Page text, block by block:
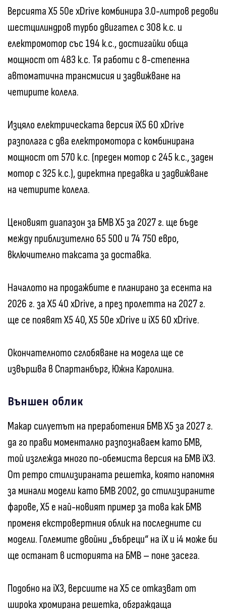
Версията X5 50e xDrive комбинира 3.0-литров редови
шестцилиндров турбо двигател с 308 к.с. и
електромотор със 194 к.с., достигайки обща
мощност от 483 к.с. Тя работи с 8-степенна
автоматична трансмисия и задвижване на
четирите колела.
Изцяло електрическата версия iX5 60 xDrive
разполага с два електромотора с комбинирана
мощност от 570 к.с. (преден мотор с 245 к.с., заден
мотор с 325 к.с.), директна предавка и задвижване
на четирите колела.
Ценовият диапазон за БМВ X5 за 2027 г. ще бъде
между приблизително 65 500 и 74 750 евро,
включително таксата за доставка.
Началото на продажбите е планирано за есента на
2026 г. за X5 40 xDrive, а през пролетта на 2027 г.
ще се появят X5 40, X5 50e xDrive и iX5 60 xDrive.
Окончателното сглобяване на модела ще се
извършва в Спартанбърг, Южна Каролина.
Външен облик
Макар силуетът на преработения БМВ X5 за 2027 г.
да го прави моментално разпознаваем като БМВ,
той изглежда много по-обемиста версия на БМВ iX3.
От ретро стилизираната решетка, която напомня
за минали модели като БМВ 2002, до стилизираните
фарове, X5 е най-новият пример за това как БМВ
променя екстровертния облик на последните си
модели. Големите двойни „бъбреци“ на iX и i4 може би
ще останат в историята на БМВ – поне засега.
Подобно на iX3, версиите на X5 се отказват от
широка хромирана решетка, обграждаща